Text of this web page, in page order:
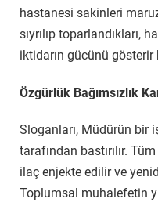
hastanesi sakinleri
sıyrılıp toparlandıkları,
iktidarın gücünü
Özgürlük Bağımsızlık
Sloganları, Müdürün bir
tarafından bastırılır.
ilaç enjekte edilir ve
Toplumsal muhalefetin